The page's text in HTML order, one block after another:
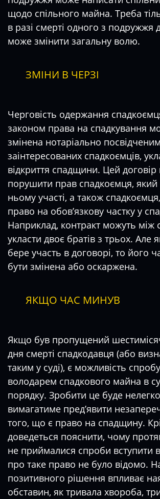
щодо спільного майна. Треба
в разі смерті одного з подружжя
може змінити загальну волю.
ЗМІНИ В ЧЕРЗІ
Черговість одержання
законом права на спадкування
змінена нотаріально
заінтересованих спадкоємців,
відкриття спадщини. Цей
порушити прав спадкоємця,
ньому участі, а також
право на обов’язкову частку у
Наприклад, контракт можуть між
укласти двоє братів з трьох. Але
бере участь в договорі, то його
бути змінена або оскаржена.
ЯКЩО ЧАС МИНУВ
Якщо був пропущений
дня смерті спадкодавця (або
таким у суді), є можливість
володарем спадкового майна в
порядку. Зробити це буде
вимагатиме пред’явити
того, що є право на спадщину.
доведеться пояснити, чому
не приймалися спроби вступити
про таке право не було відомо.
позитивного рішення впливає
обставин, як тривала хвороба,